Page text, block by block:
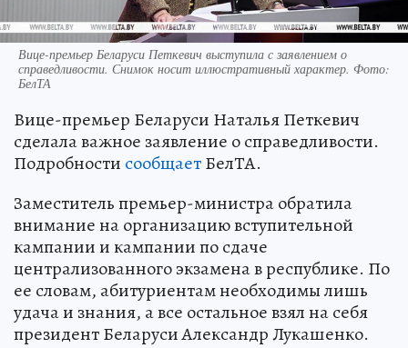
Вице-премьер Беларуси Петкевич выступила с заявлением о
справедливости. Снимок носит иллюстративный характер. Фото:
БелТА
Вице-премьер Беларуси Наталья Петкевич
сделала важное заявление о справедливости.
Подробности сообщаетБелТА.
Заместитель премьер-министра обратила
внимание на организацию вступительной
кампании и кампании по сдаче
централизованного экзамена в республике. По
ее словам, абитуриентам необходимы лишь
удача и знания, а все остальное взял на себя
президент Беларуси Александр Лукашенко.